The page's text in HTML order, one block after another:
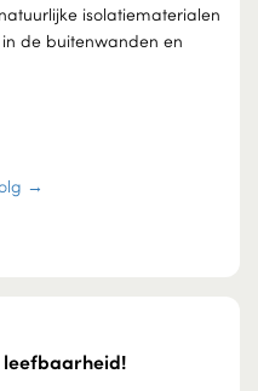
isolatiematerialen
de buitenwanden en
→